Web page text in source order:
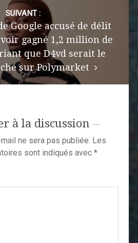
SUIVANT :
Google accusé de délit
gagné 1,2 million de
que D4vd serait le
sur Polymarket
à la discussion
ne sera pas publiée. Les
sont indiqués avec *